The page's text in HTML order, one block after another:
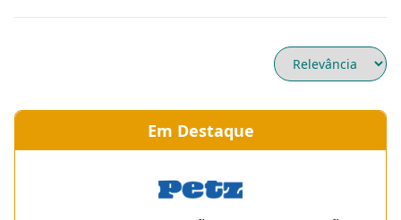
Em Destaque